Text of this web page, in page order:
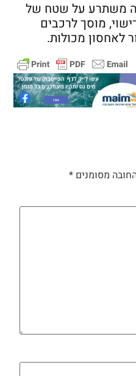
משתרע על שטח של
מוסך לרכבים
לאחסון מכולות.
מסומנים *